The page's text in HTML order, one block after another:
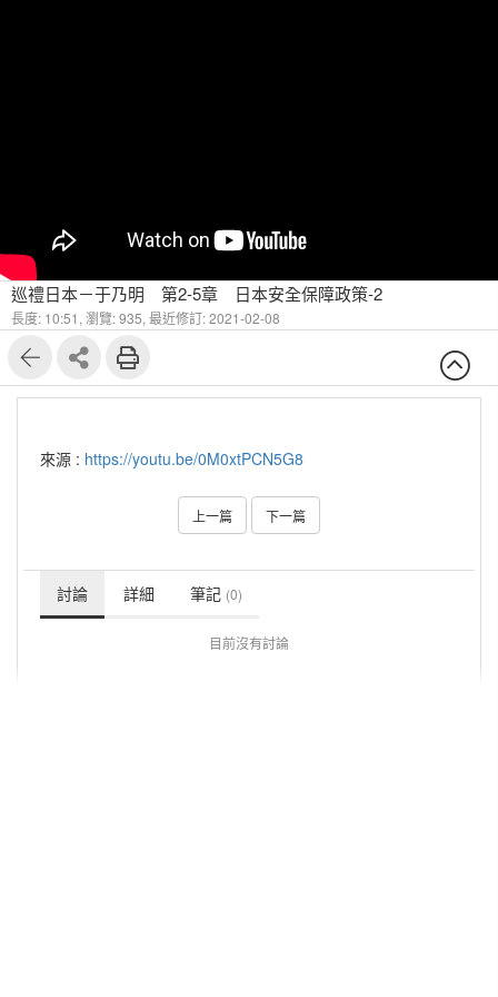
巡禮日本－于乃明 第2-5章 日本安全保障政策-2
長度: 10:51, 瀏覽: 935, 最近修訂: 2021-02-08
來源 : https://youtu.be/0M0xtPCN5G8
上一篇 下一篇
討論 詳細 筆記 (0)
目前沒有討論